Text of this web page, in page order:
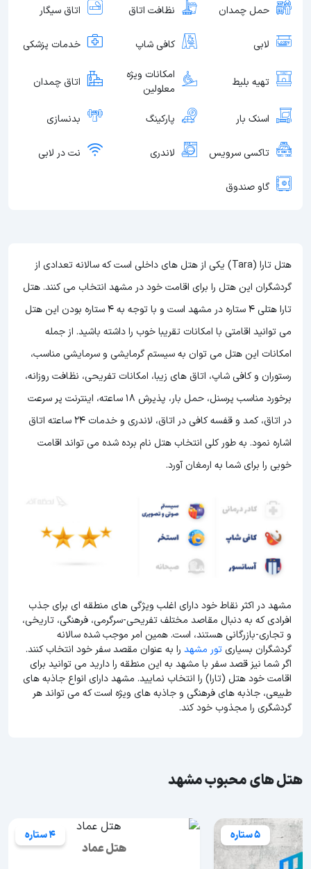
حمل چمدان نظافت اتاق اتاق سیگار
لابی کافی شاپ خدمات پزشکی
تهیه بلیط
امکانات ویژه
معلولین
اتاق چمدان
اسنک بار پارکینگ بدنسازی
تاکسی سرویس لاندری نت در لابی
گاو صندوق
هتل تارا (Tara) یکی از هتل های داخلی است که سالانه تعدادی از
گردشگران این هتل را برای اقامت خود در مشهد انتخاب می کنند. هتل
تارا هتلی 4 ستاره در مشهد است و با توجه به 4 ستاره بودن این هتل
می توانید اقامتی با امکانات تقریبا خوب را داشته باشید. از جمله
امکانات این هتل می توان به سیستم گرمایشی و سرمایشی مناسب،
رستوران و کافی شاپ، اتاق های زیبا، امکانات تفریحی، نظافت روزانه،
برخورد مناسب پرسنل، حمل بار، پذیرش 18 ساعته، اینترنت پر سرعت
در اتاق، کمد و قفسه کافی در اتاق، لاندری و خدمات 24 ساعته اتاق
اشاره نمود. به طور کلی انتخاب هتل نام برده شده می تواند اقامت
خوبی را برای شما به ارمغان آورد.
مشهد در اکثر نقاط خود دارای اغلب ویژگی های منطقه ای برای جذب
افرادی که به دنبال مقاصد مختلف تفریحی-سرگرمی، فرهنگی، تاریخی،
و تجاری-بازرگانی هستند، است. همین امر موجب شده سالانه
گردشگران بسیاریتور مشهد را به عنوان مقصد سفر خود انتخاب کنند.
اگر شما نیز قصد سفر با مشهد به این منطقه را دارید می توانید برای
اقامت خود هتل (تارا) را انتخاب نمایید. مشهد دارای انواع جاذبه های
طبیعی، جاذبه های فرهنگی و جاذبه های ویژه است که می تواند هر
گردشگری را مجذوب خود کند.
هتل های محبوب مشهد
5 ستاره 4 ستاره
هتل عماد